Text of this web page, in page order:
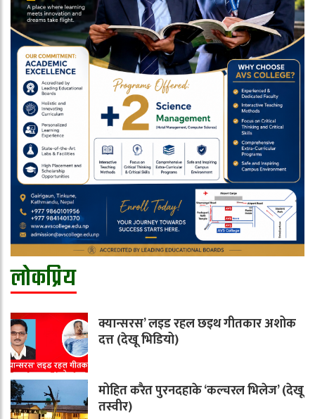
लोकप्रिय
क्यान्सरस’ लइड रहल छइथ गीतकार अशोक
दत्त (देखू भिडियो)
मोहित करैत पुरनदहाके ‘कल्चरल भिलेज’ (देखू
तस्वीर)